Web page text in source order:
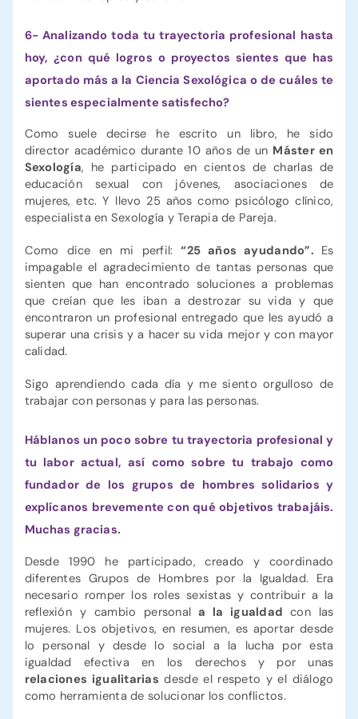
6- Analizando toda tu trayectoria profesional hasta
hoy, ¿con qué logros o proyectos sientes que has
aportado más a la Ciencia Sexológica o de cuáles te
sientes especialmente satisfecho?
Como suele decirse he escrito un libro, he sido
director académico durante 10 años de un Máster en
Sexología, he participado en cientos de charlas de
educación sexual con jóvenes, asociaciones de
mujeres, etc. Y llevo 25 años como psicólogo clínico,
especialista en Sexología y Terapia de Pareja.
Como dice en mi perfil:“25 años ayudando”. Es
impagable el agradecimiento de tantas personas que
sienten que han encontrado soluciones a problemas
que creían que les iban a destrozar su vida y que
encontraron un profesional entregado que les ayudó a
superar una crisis y a hacer su vida mejor y con mayor
calidad.
Sigo aprendiendo cada día y me siento orgulloso de
trabajar con personas y para las personas.
Háblanos un poco sobre tu trayectoria profesional y
tu labor actual, así como sobre tu trabajo como
fundador de los grupos de hombres solidarios y
explícanos brevemente con qué objetivos trabajáis.
Muchas gracias.
Desde 1990 he participado, creado y coordinado
diferentes Grupos de Hombres por la Igualdad. Era
necesario romper los roles sexistas y contribuir a la
reflexión y cambio personal a la igualdadcon las
mujeres. Los objetivos, en resumen, es aportar desde
lo personal y desde lo social a la lucha por esta
igualdad efectiva en los derechos y por unas
relaciones igualitarias desde el respeto y el diálogo
como herramienta de solucionar los conflictos.